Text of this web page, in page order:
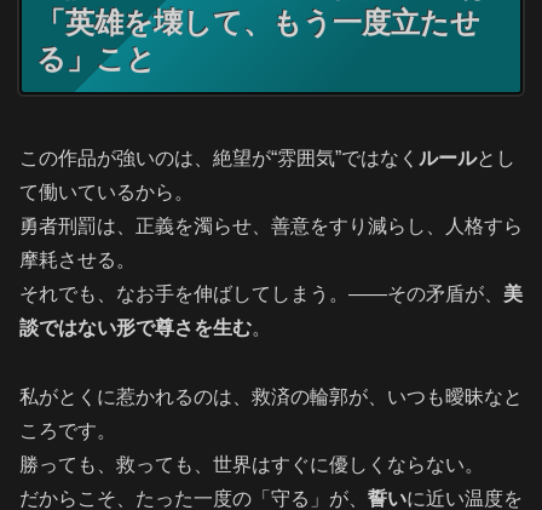
「英雄を壊して、もう一度立たせ
る」こと
この作品が強いのは、絶望が“雰囲気”ではなく ルールとし
て働いているから。
勇者刑罰は、正義を濁らせ、善意をすり減らし、人格すら
摩耗させる。
それでも、なお手を伸ばしてしまう。――その矛盾が、 美
談ではない形で尊さを生む。
私がとくに惹かれるのは、救済の輪郭が、いつも曖昧なと
ころです。
勝っても、救っても、世界はすぐに優しくならない。
だからこそ、たった一度の「守る」が、 誓いに近い温度を